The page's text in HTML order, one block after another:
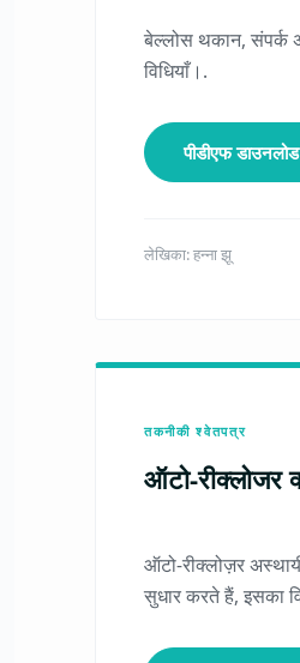
बेल्लोस थकान, संपर्क
विधियाँ।.
पीडीएफ
लेखिका: हन्ना झू
तकनीकी श्वेतपत्र
ऑटो-रीक्लोजर
ऑटो-रीक्लोज़र
सुधार करते हैं, इसका